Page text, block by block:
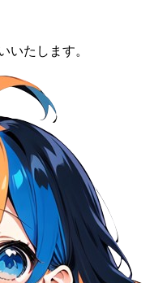
いたします。